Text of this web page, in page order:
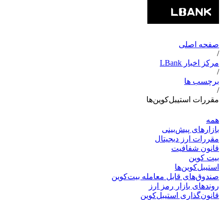
صفحه اصلی
/
مرکز اخبار LBank
/
برچسب ها
/
مقررات استیبل‌کوین‌ها
همه
بازارهای پیش‌بینی
مقررات ارز دیجیتال
قانون شفافیت
بیت کوین
استیبل‌کوین‌ها
صندوق‌های قابل معامله بیت‌کوین
روندهای بازار رمز ارز
قانون‌گذاری استیبل‌کوین